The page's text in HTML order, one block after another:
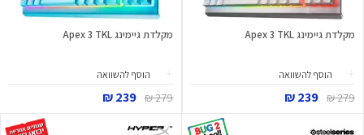
מקלדת גיימינג Apex 3 TKL
הוסף להשוואה
279 ₪
239 ₪
מקלדת גיימינג Apex 3 TKL
הוסף להשוואה
279 ₪
239 ₪